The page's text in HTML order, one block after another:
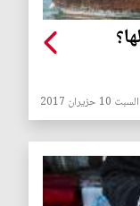
السبت 10 حزيران 2017